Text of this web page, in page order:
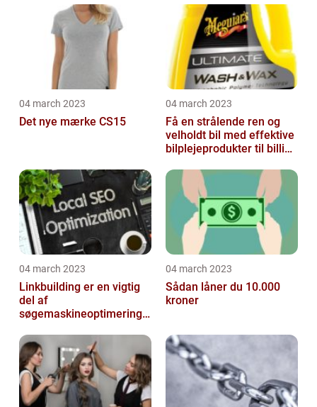
04 march 2023
Det nye mærke CS15
04 march 2023
Få en strålende ren og
velholdt bil med effektive
bilplejeprodukter til billige
04 march 2023
Linkbuilding er en vigtig
del af
søgemaskineoptimeringe
04 march 2023
Sådan låner du 10.000
kroner